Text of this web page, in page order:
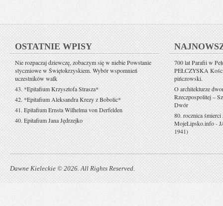
OSTATNIE WPISY
Nie rozpaczaj dziewczę, zobaczym się w niebie Powstanie
styczniowe w Świętokrzyskiem. Wybór wspomnień
uczestników walk
43. *Epitafium Krzysztofa Strasza*
42. *Epitafium Aleksandra Krezy z Bobolic*
41. Epitafium Ernsta Wilhelma von Derfelden
40. Epitafium Jana Jędrzejko
700 lat Parafii w
PEŁCZYSKA
pińczowski.
O architekturze
Rzeczpospolitej –
Dwór
80. rocznica
MojeLipsko.info-
1941)
Dawne Kieleckie © 2026. All Rights Reserved.